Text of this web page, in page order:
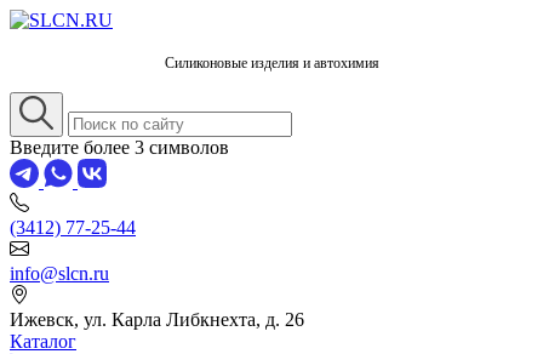
Силиконовые изделия и автохимия
Введите более 3 символов
(3412) 77-25-44
info@slcn.ru
Ижевск, ул. Карла Либкнехта, д. 26
Каталог